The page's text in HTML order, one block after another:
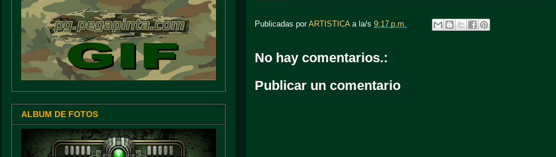
Publicadas porARTISTICA a la/s 9:17 p.m.
No hay comentarios.:
Publicar un comentario
ALBUM DE FOTOS